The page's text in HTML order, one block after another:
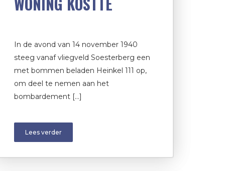
In de avond van 14 november 1940
steeg vanaf vliegveld Soesterberg een
met bommen beladen Heinkel 111 op,
om deel te nemen aan het
bombardement […]
Lees verder